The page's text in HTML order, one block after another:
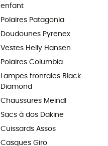
enfant
Polaires Patagonia
Doudounes Pyrenex
Vestes Helly Hansen
Polaires Columbia
Lampes frontales Black
Diamond
Chaussures Meindl
Sacs à dos Dakine
Cuissards Assos
Casques Giro